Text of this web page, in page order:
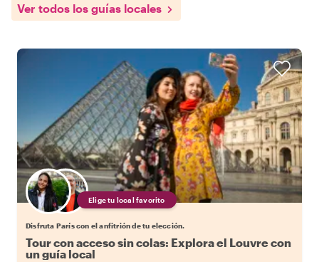
Ver todos los guías locales
Elige tu local favorito
Disfruta París con el anfitrión de tu elección.
Tour con acceso sin colas: Explora el Louvre con
un guía local